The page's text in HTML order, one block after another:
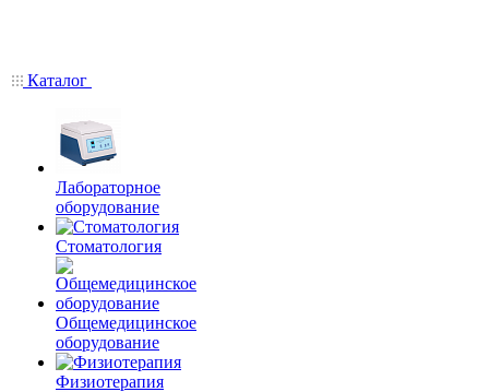
Каталог
Лабораторное
оборудование
Стоматология
Общемедицинское
оборудование
Физиотерапия